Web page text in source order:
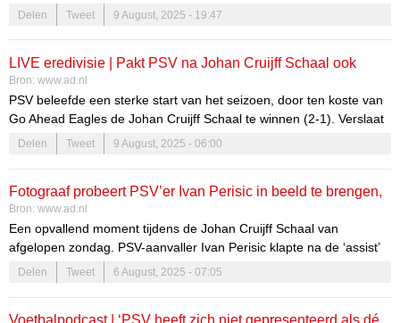
de ploeg van Peter Bosz ook Sparta in het eerste eredivisieduel?
Volg het hier vanaf 21.00 uur live.
Delen Tweet 9 August, 2025 - 19:47
LIVE eredivisie | Pakt PSV na Johan Cruijff Schaal ook
meteen drie punten tegen Sparta?
Bron: www.ad.nl
PSV beleefde een sterke start van het seizoen, door ten koste van
Go Ahead Eagles de Johan Cruijff Schaal te winnen (2-1). Verslaat
de ploeg van Peter Bosz ook Sparta in het eerste eredivisieduel?
Volg het hier vanaf 21.00 uur live.
Delen Tweet 9 August, 2025 - 06:00
Fotograaf probeert PSV’er Ivan Perisic in beeld te brengen,
maar dan gaat het mis: ‘Ineens lag hij naast me’
Bron: www.ad.nl
Een opvallend moment tijdens de Johan Cruijff Schaal van
afgelopen zondag. PSV-aanvaller Ivan Perisic klapte na de ‘assist’
op de 1-1 over de boarding en kwam hard in aanraking met de
laptop van fotograaf Perry van de Leuvert. „Zoiets heb ik nog nooit
Delen Tweet 6 August, 2025 - 07:05
Voetbalpodcast | ‘PSV heeft zich niet gepresenteerd als dé